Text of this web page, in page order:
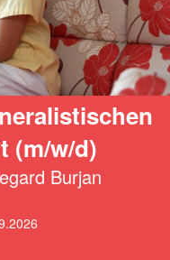
(m/w/d)
Burjan